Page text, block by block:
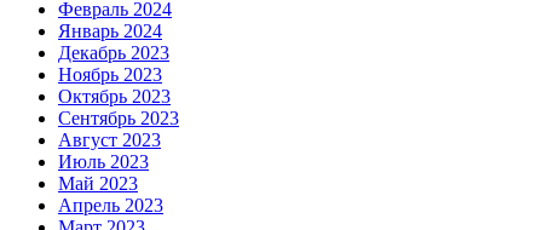
Февраль 2024
Январь 2024
Декабрь 2023
Ноябрь 2023
Октябрь 2023
Сентябрь 2023
Август 2023
Июль 2023
Май 2023
Апрель 2023